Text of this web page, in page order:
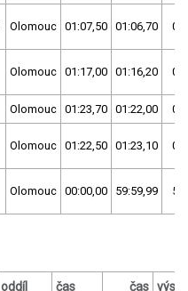
Olomouc 01:07,50 01:06,70
Olomouc 01:17,00 01:16,20
Olomouc 01:23,70 01:22,00
Olomouc 01:22,50 01:23,10
Olomouc 00:00,00 59:59,99
oddíl čas čas